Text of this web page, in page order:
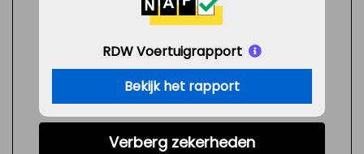
RDW Voertuigrapport
Bekijk het rapport
Verberg zekerheden